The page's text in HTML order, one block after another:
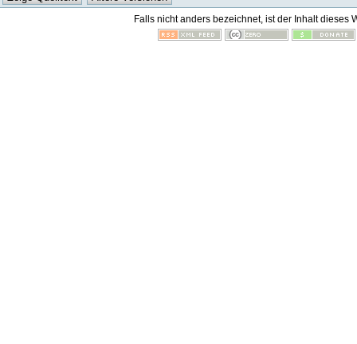
Falls nicht anders bezeichnet, ist der Inhalt dieses